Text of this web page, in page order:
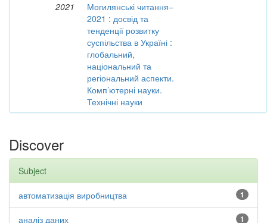
2021
Могилянські читання–
2021 : досвід та
тенденції розвитку
суспільства в Україні :
глобальний,
національний та
регіональний аспекти.
Комп’ютерні науки.
Технічні науки
Discover
Subject
1
автоматизація виробництва
1
аналіз даних